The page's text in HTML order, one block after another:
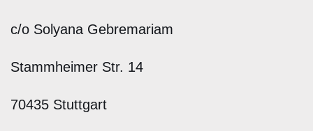
c/o Solyana Gebremariam
Stammheimer Str. 14
70435 Stuttgart